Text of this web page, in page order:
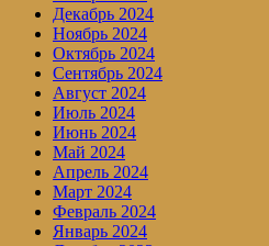
Декабрь 2024
Ноябрь 2024
Октябрь 2024
Сентябрь 2024
Август 2024
Июль 2024
Июнь 2024
Май 2024
Апрель 2024
Март 2024
Февраль 2024
Январь 2024